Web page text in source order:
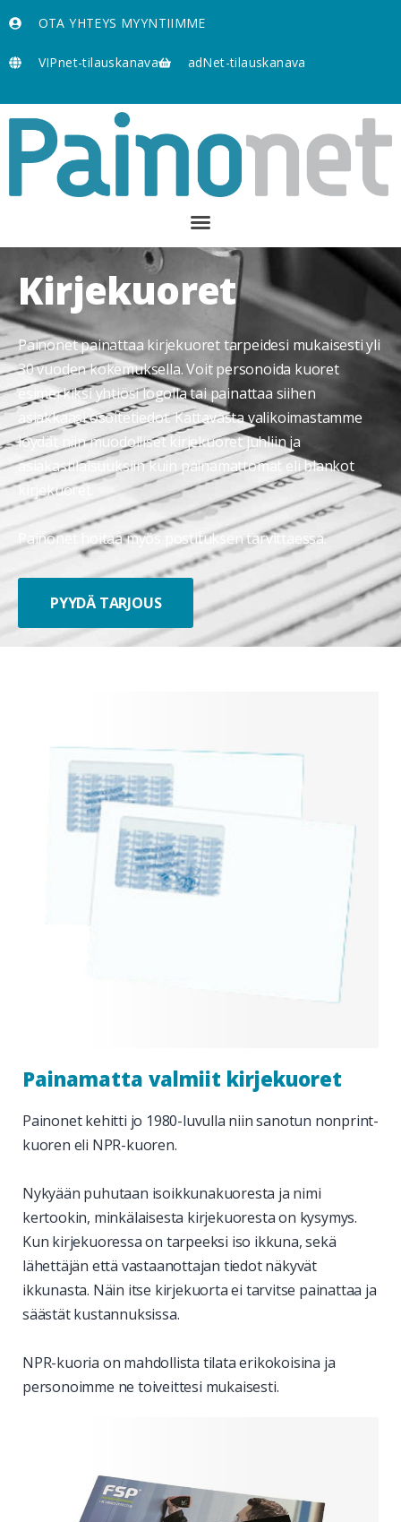
OTA YHTEYS MYYNTIIMME
VIPnet-tilauskanava adNet-tilauskanava
Kirjekuoret
Painonet painattaa kirjekuoret tarpeidesi mukaisesti yli
30 vuoden kokemuksella. Voit personoida kuoret
esimerkiksi yhtiösi logolla tai painattaa siihen
asiakkaasi osoitetiedot.Kattavasta valikoimastamme
löydät niin muodolliset kirjekuoret juhliin ja
asiakastilaisuuksiin kuin painamattomat eli blankot
kirjekuoret.
Painonet hoitaa myös postituksen tarvittaessa.
PYYDÄ TARJOUS
Painamatta valmiit kirjekuoret
Painonet kehitti jo 1980-luvulla niin sanotun nonprint-
kuoren eli NPR-kuoren.
Nykyään puhutaan isoikkunakuoresta ja nimi
kertookin, minkälaisesta kirjekuoresta on kysymys.
Kun kirjekuoressa on tarpeeksi iso ikkuna, sekä
lähettäjän että vastaanottajan tiedot näkyvät
ikkunasta. Näin itse kirjekuorta ei tarvitse painattaa ja
säästät kustannuksissa.
NPR-kuoria on mahdollista tilata erikokoisina ja
personoimme ne toiveittesi mukaisesti.